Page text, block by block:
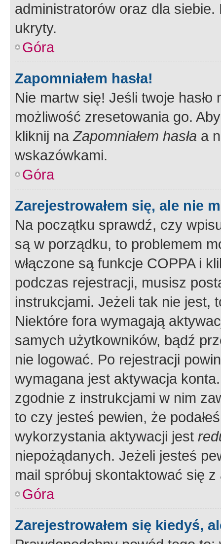
administratorów oraz dla
ukryty.
Góra
Zapomniałem hasła!
Nie martw się! Jeśli twoje
możliwość zresetowania go.
kliknij naZapomniałem hasła a
wskazówkami.
Góra
Zarejestrowałem się, ale nie
Na początku sprawdź, czy
są w porządku, to problemem
włączone są funkcje COPPA i
podczas rejestracji, musisz
instrukcjami. Jeżeli tak nie jest,
Niektóre fora wymagają
samych użytkowników, bądź
nie logować. Po rejestracji
wymagana jest aktywacja
zgodnie z instrukcjami w nim
to czy jesteś pewien, że
wykorzystania aktywacji jest
niepożądanych. Jeżeli jesteś
mail spróbuj skontaktować się
Góra
Zarejestrowałem się kiedyś,